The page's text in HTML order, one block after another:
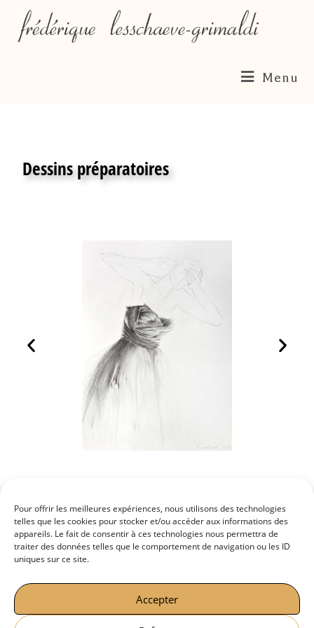
Pour offrir les meilleures expériences, nous utilisons des technologies
telles que les cookies pour stocker et/ou accéder aux informations des
appareils. Le fait de consentir à ces technologies nous permettra de
traiter des données telles que le comportement de navigation ou les ID
uniques sur ce site.
Accepter
Menu
Dessins préparatoires